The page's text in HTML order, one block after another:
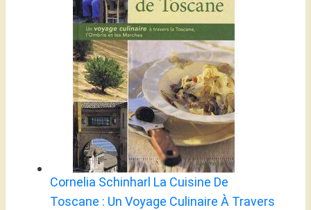
Cornelia Schinharl La Cuisine De
Toscane : Un Voyage Culinaire À Travers